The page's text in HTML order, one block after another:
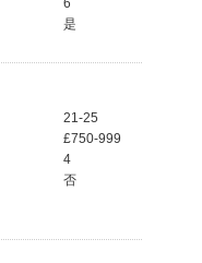
6
是
21-25
£750-999
4
否